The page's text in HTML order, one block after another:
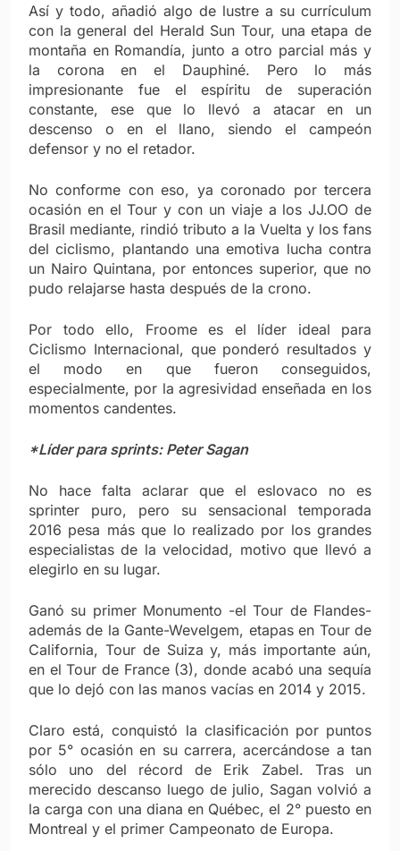
Así y todo, añadió algo de lustre a su currículum
con la general del Herald Sun Tour, una etapa de
montaña en Romandía, junto a otro parcial más y
la corona en el Dauphiné. Pero lo más
impresionante fue el espíritu de superación
constante, ese que lo llevó a atacar en un
descenso o en el llano, siendo el campeón
defensor y no el retador.
No conforme con eso, ya coronado por tercera
ocasión en el Tour y con un viaje a los JJ.OO de
Brasil mediante, rindió tributo a la Vuelta y los fans
del ciclismo, plantando una emotiva lucha contra
un Nairo Quintana, por entonces superior, que no
pudo relajarse hasta después de la crono.
Por todo ello, Froome es el líder ideal para
Ciclismo Internacional, que ponderó resultados y
el modo en que fueron conseguidos,
especialmente, por la agresividad enseñada en los
momentos candentes.
*Líder para sprints: Peter Sagan
No hace falta aclarar que el eslovaco no es
sprinter puro, pero su sensacional temporada
2016 pesa más que lo realizado por los grandes
especialistas de la velocidad, motivo que llevó a
elegirlo en su lugar.
Ganó su primer Monumento -el Tour de Flandes-
además de la Gante-Wevelgem, etapas en Tour de
California, Tour de Suiza y, más importante aún,
en el Tour de France (3), donde acabó una sequía
que lo dejó con las manos vacías en 2014 y 2015.
Claro está, conquistó la clasificación por puntos
por 5° ocasión en su carrera, acercándose a tan
sólo uno del récord de Erik Zabel. Tras un
merecido descanso luego de julio, Sagan volvió a
la carga con una diana en Québec, el 2° puesto en
Montreal y el primer Campeonato de Europa.